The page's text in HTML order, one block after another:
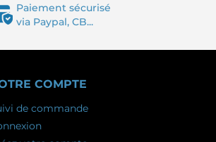
Paiement sécurisé
via Paypal, CB...
COMPTE
de commande